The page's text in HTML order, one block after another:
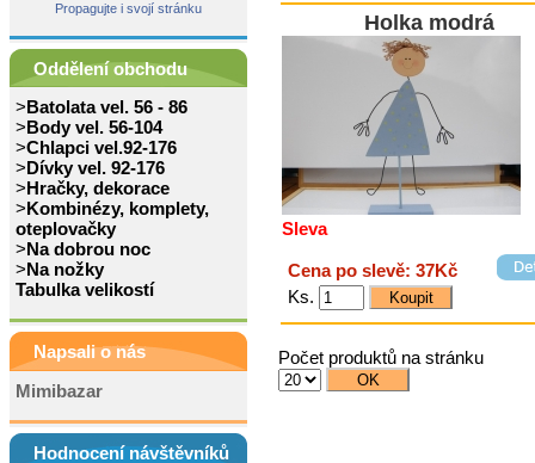
Propagujte i svojí stránku
Oddělení obchodu
>Batolata vel. 56 - 86
>Body vel. 56-104
>Chlapci vel.92-176
>Dívky vel. 92-176
>Hračky, dekorace
>Kombinézy, komplety,
oteplovačky
>Na dobrou noc
>Na nožky
Tabulka velikostí
Napsali o nás
Mimibazar
Hodnocení návštěvníků
Holka modrá
Sleva
Cena po slevě: 37Kč
Ks.
Počet produktů na stránku